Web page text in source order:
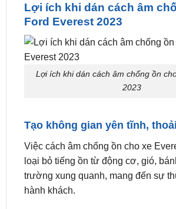
Lợi ích khi dán cách âm
Ford Everest 2023
Lợi ích khi dán cách âm chống ồn
2023
Tạo không gian yên tĩnh,
Việc cách âm chống ồn cho xe
loại bỏ tiếng ồn từ động cơ, gió,
trường xung quanh, mang đến sự
hành khách.